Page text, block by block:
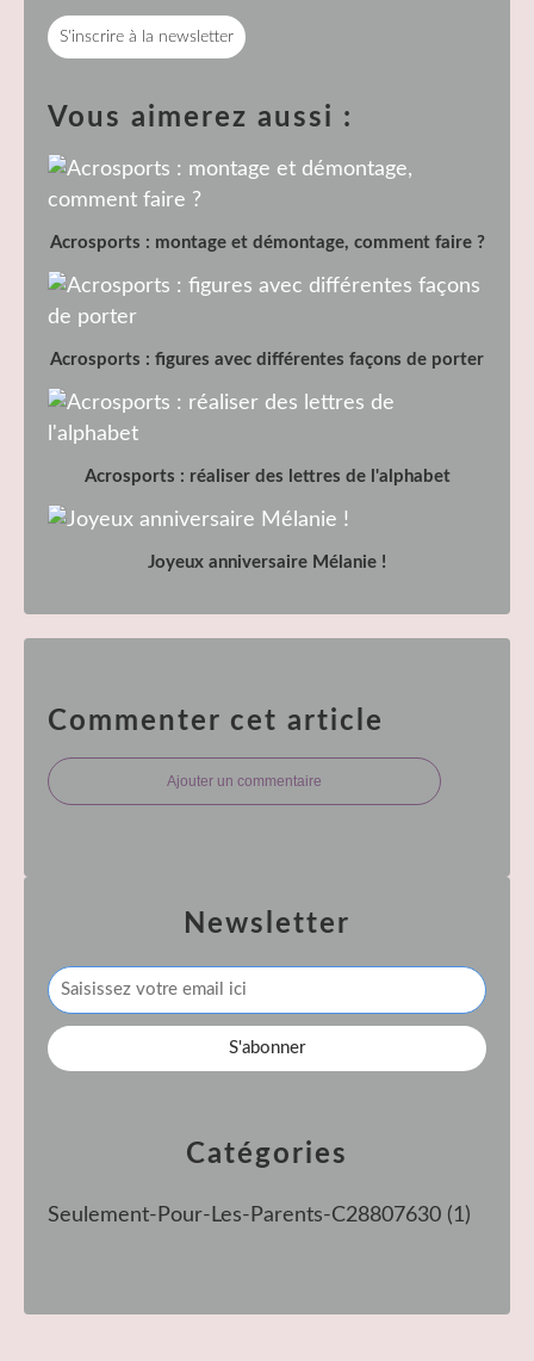
S'inscrire à la newsletter
Vous aimerez aussi :
Acrosports : montage et démontage, comment faire ?
Acrosports : figures avec différentes façons de porter
Acrosports : réaliser des lettres de l'alphabet
Joyeux anniversaire Mélanie !
Commenter cet article
Ajouter un commentaire
Newsletter
Catégories
Seulement-Pour-Les-Parents-C28807630 (1)